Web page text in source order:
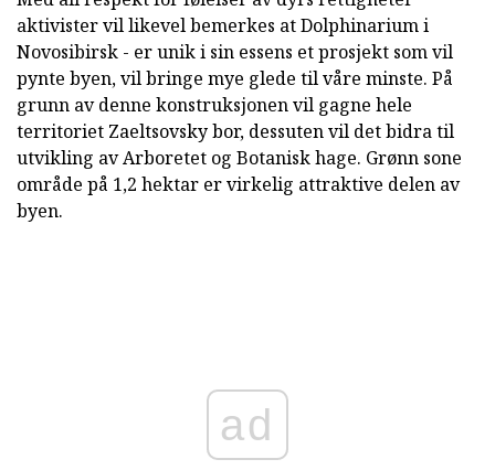
aktivister vil likevel bemerkes at Dolphinarium i
Novosibirsk - er unik i sin essens et prosjekt som vil
pynte byen, vil bringe mye glede til våre minste. På
grunn av denne konstruksjonen vil gagne hele
territoriet Zaeltsovsky bor, dessuten vil det bidra til
utvikling av Arboretet og Botanisk hage. Grønn sone
område på 1,2 hektar er virkelig attraktive delen av
byen.
ad